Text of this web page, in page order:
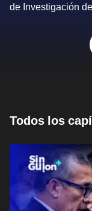
de Investigación
Todos los